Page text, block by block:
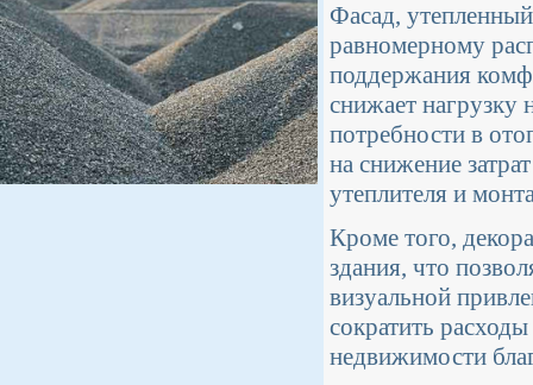
Фасад,
равномерному
поддержания
снижает нагрузку
потребности в
на снижение
утеплителя и
Кроме того,
здания, что
визуальной
сократить
недвижимости